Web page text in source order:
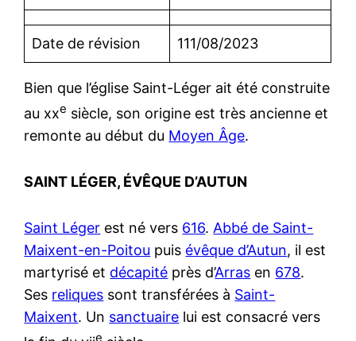
Date de révision 111/08/2023
Bien que l’église Saint-Léger ait été construite
au xxe siècle, son origine est très ancienne et
remonte au début du Moyen Âge.
SAINT LÉGER, ÉVÊQUE D’AUTUN
Saint Léger est né vers 616. Abbé de Saint-
Maixent-en-Poitou puis évêque d’Autun, il est
martyrisé et décapité près d’Arras en 678.
Ses reliques sont transférées à Saint-
Maixent. Un sanctuaire lui est consacré vers
e